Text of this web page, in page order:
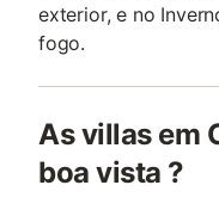
exterior, e no
fogo.
As villas em
boa vista ?